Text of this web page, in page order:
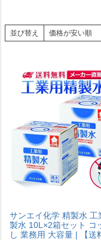
並び替え 価格が安い順
サンエイ化学 精製水 工
製水 10L×2箱セット コ
し 業務用 大容量 | 【送